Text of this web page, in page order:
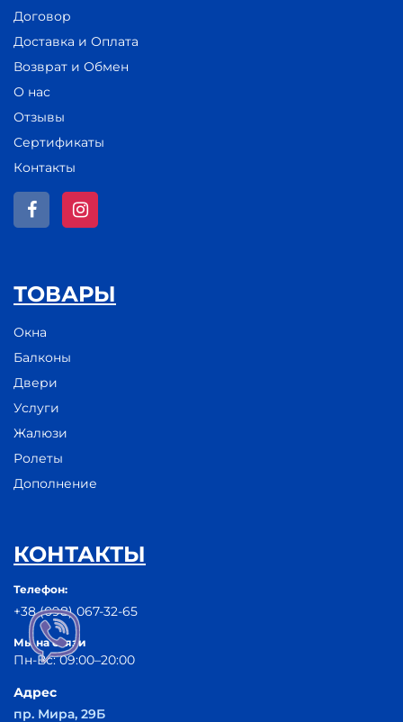
Договор
Доставка и Оплата
Возврат и Обмен
О нас
Отзывы
Сертификаты
Контакты
ТОВАРЫ
Окна
Балконы
Двери
Услуги
Жалюзи
Ролеты
Дополнение
КОНТАКТЫ
Телефон:
+38 (098) 067-32-65
Мы на связи
Пн-Вс: 09:00–20:00
Адрес
пр. Мира, 29Б